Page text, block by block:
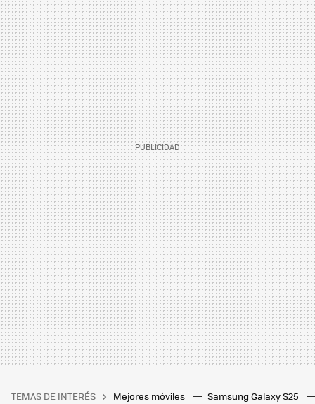
TEMAS DE INTERÉS Mejores móviles Samsung Galaxy S25